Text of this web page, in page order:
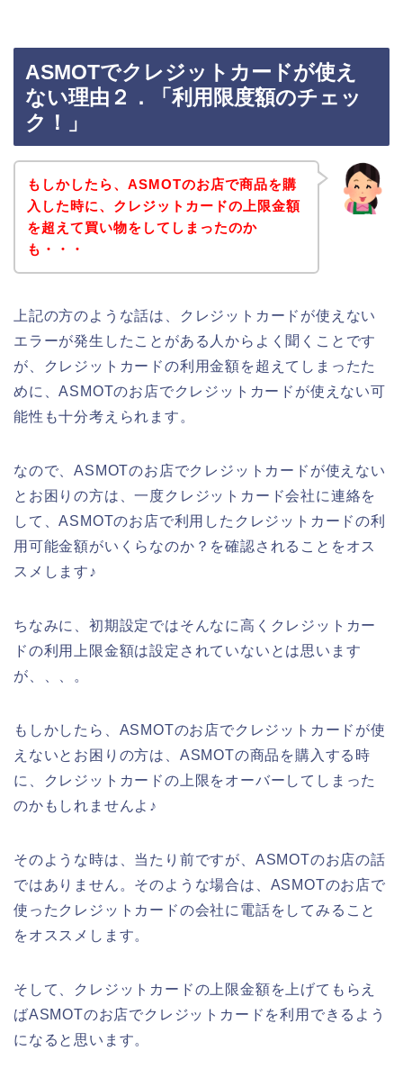
ASMOTでクレジットカードが使え
ない理由２．「利用限度額のチェッ
ク！」
もしかしたら、ASMOTのお店で商品を購
入した時に、クレジットカードの上限金額
を超えて買い物をしてしまったのか
も・・・
上記の方のような話は、クレジットカードが使えない
エラーが発生したことがある人からよく聞くことです
が、クレジットカードの利用金額を超えてしまったた
めに、ASMOTのお店でクレジットカードが使えない可
能性も十分考えられます。
なので、ASMOTのお店でクレジットカードが使えない
とお困りの方は、一度クレジットカード会社に連絡を
して、ASMOTのお店で利用したクレジットカードの利
用可能金額がいくらなのか？を確認されることをオス
スメします♪
ちなみに、初期設定ではそんなに高くクレジットカー
ドの利用上限金額は設定されていないとは思います
が、、、。
もしかしたら、ASMOTのお店でクレジットカードが使
えないとお困りの方は、ASMOTの商品を購入する時
に、クレジットカードの上限をオーバーしてしまった
のかもしれませんよ♪
そのような時は、当たり前ですが、ASMOTのお店の話
ではありません。そのような場合は、ASMOTのお店で
使ったクレジットカードの会社に電話をしてみること
をオススメします。
そして、クレジットカードの上限金額を上げてもらえ
ばASMOTのお店でクレジットカードを利用できるよう
になると思います。